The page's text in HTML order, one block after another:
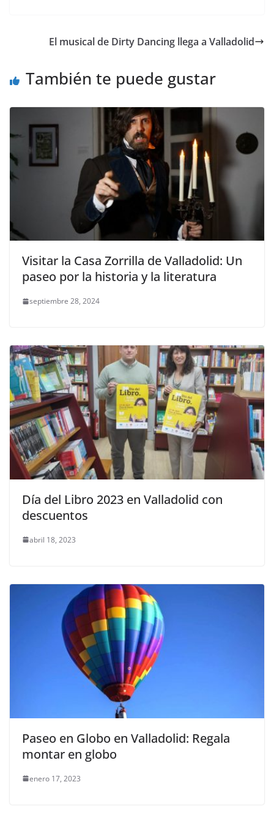
s
p
e
o
er p
tir
El musical de Dirty Dancing llega a Valladolid
También te puede gustar
Visitar la Casa Zorrilla de Valladolid: Un
paseo por la historia y la literatura
septiembre 28, 2024
Día del Libro 2023 en Valladolid con
descuentos
abril 18, 2023
Paseo en Globo en Valladolid: Regala
montar en globo
enero 17, 2023